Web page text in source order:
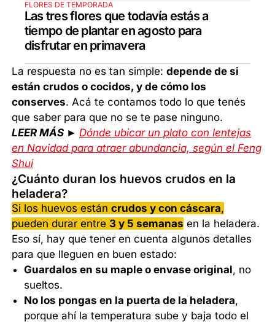
FLORES DE TEMPORADA
Las tres flores que todavía estás a
tiempo de plantar en agosto para
disfrutar en primavera
La respuesta no es tan simple:depende de si
están crudos o cocidos, y de cómo los
conserves. Acá te contamos todo lo que tenés
que saber para que no se te pase ninguno.
LEER MÁS ►Dónde ubicar un plato con lentejas
en Navidad para atraer abundancia, según el Feng
Shui
¿Cuánto duran los huevos crudos en la
heladera?
Si los huevos estáncrudos y con cáscara,
pueden durar entre 3 y 5 semanas en la heladera.
Eso sí, hay que tener en cuenta algunos detalles
para que lleguen en buen estado:
Guardalos en su maple o envase original, no
sueltos.
No los pongas en la puerta de la heladera,
porque ahí la temperatura sube y baja todo el